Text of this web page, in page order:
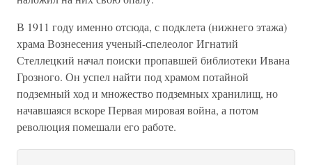
В 1911 году именно отсюда, с подклета (нижнего этажа)
храма Вознесения ученый-спелеолог Игнатий
Стеллецкий начал поиски пропавшей библиотеки Ивана
Грозного. Он успел найти под храмом потайной
подземный ход и множество подземных хранилищ, но
начавшаяся вскоре Первая мировая война, а потом
революция помешали его работе.